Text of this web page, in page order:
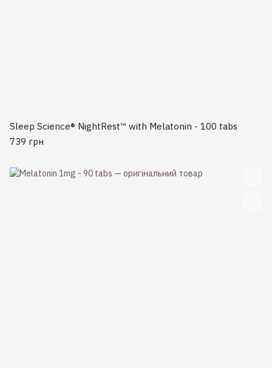
Sleep Science® NightRest™ with Melatonin - 100 tabs
739 грн